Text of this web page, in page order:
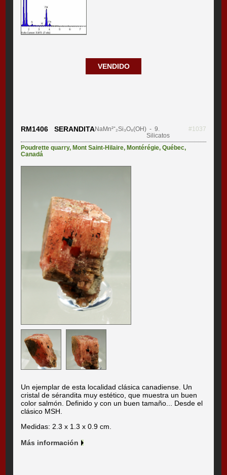
VENDIDO
RM1406 SERANDITANaMn²⁺₂Si₃O₈(OH) - 9.
Silicatos
#1037
Poudrette quarry, Mont Saint-Hilaire, Montérégie,Québec,
Canadá
Un ejemplar de esta localidad clásica canadiense. Un
cristal de sérandita muy estético, que muestra un buen
color salmón. Definido y con un buen tamaño... Desde el
clásico MSH.
Medidas: 2.3 x 1.3 x 0.9 cm.
Más información